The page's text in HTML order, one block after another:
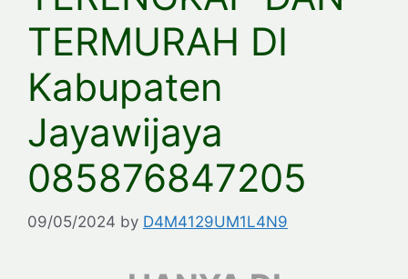
TERMURAH DI
Kabupaten
Jayawijaya
085876847205
09/05/2024 by D4M4129UM1L4N9